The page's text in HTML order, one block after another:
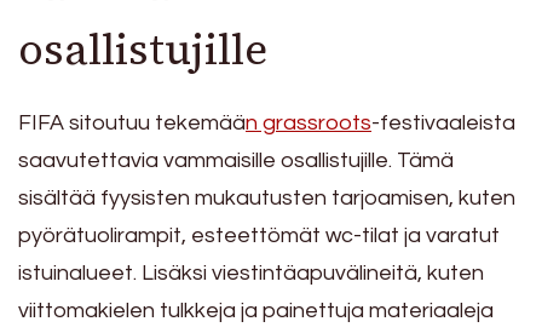
osallistujille
FIFA sitoutuu tekemään grassroots-festivaaleista
saavutettavia vammaisille osallistujille. Tämä
sisältää fyysisten mukautusten tarjoamisen, kuten
pyörätuolirampit, esteettömät wc-tilat ja varatut
istuinalueet. Lisäksi viestintäapuvälineitä, kuten
viittomakielen tulkkeja ja painettuja materiaaleja